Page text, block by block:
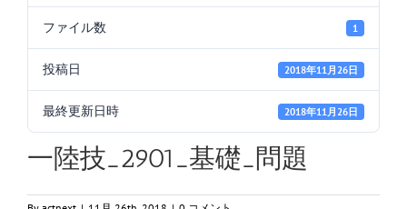
ファイル数 1
投稿日 2018年11月26日
最終更新日時 2018年11月26日
一陸技_2901_基礎_問題